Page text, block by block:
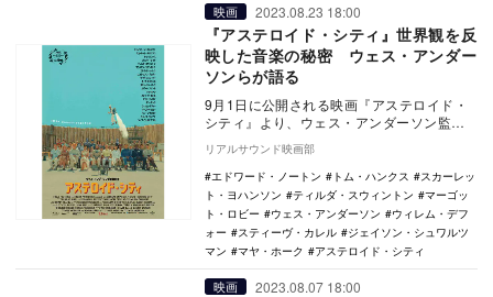
映画 2023.08.23 18:00
『アステロイド・シティ』世界観を反
映した音楽の秘密 ウェス・アンダー
ソンらが語る
9月1日に公開される映画『アステロイド・
シティ』より、ウェス・アンダーソン監
督、ランドール・ポスター、アレクサンド
ル・デスプラが…
リアルサウンド映画部
エドワード・ノートン
トム・ハンクス
スカーレッ
ト・ヨハンソン
ティルダ・スウィントン
マーゴッ
ト・ロビー
ウェス・アンダーソン
ウィレム・デフ
ォー
スティーヴ・カレル
ジェイソン・シュワルツ
マン
マヤ・ホーク アステロイド・シティ
映画 2023.08.07 18:00